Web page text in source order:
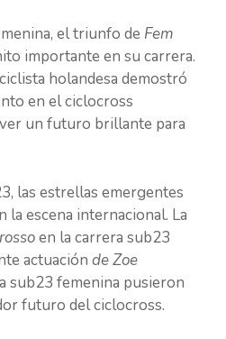
el triunfo de Fem
importante en su carrera.
holandesa demostró
en el ciclocross
un futuro brillante para
las estrellas emergentes
la escena internacional. La
en la carrera sub23
actuación de Zoe
sub23 femenina pusieron
futuro del ciclocross.